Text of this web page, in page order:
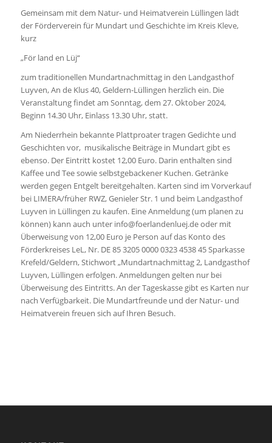
Gemeinsam mit dem Natur- und Heimatverein Lüllingen lädt
der Förderverein für Mundart und Geschichte im Kreis Kleve,
kurz
„För land en Lüj“
zum traditionellen Mundartnachmittag in den Landgasthof
Luyven, An de Klus 40, Geldern-Lüllingen herzlich ein. Die
Veranstaltung findet am Sonntag, dem 27. Oktober 2024,
Beginn 14.30 Uhr, Einlass 13.30 Uhr, statt.
Am Niederrhein bekannte Plattproater tragen Gedichte und
Geschichten vor, musikalische Beiträge in Mundart gibt es
ebenso. Der Eintritt kostet 12,00 Euro. Darin enthalten sind
Kaffee und Tee sowie selbstgebackener Kuchen. Getränke
werden gegen Entgelt bereitgehalten. Karten sind im Vorverkauf
bei LIMERA/früher RWZ, Genieler Str. 1 und beim Landgasthof
Luyven in Lüllingen zu kaufen. Eine Anmeldung (um planen zu
können) kann auch unter info@foerlandenluej.de oder mit
Überweisung von 12,00 Euro je Person auf das Konto des
Förderkreises LeL, Nr. DE 85 3205 0000 0323 4538 45 Sparkasse
Krefeld/Geldern, Stichwort „Mundartnachmittag 2, Landgasthof
Luyven, Lüllingen erfolgen. Anmeldungen gelten nur bei
Überweisung des Eintritts. An der Tageskasse gibt es Karten nur
nach Verfügbarkeit. Die Mundartfreunde und der Natur- und
Heimatverein freuen sich auf Ihren Besuch.